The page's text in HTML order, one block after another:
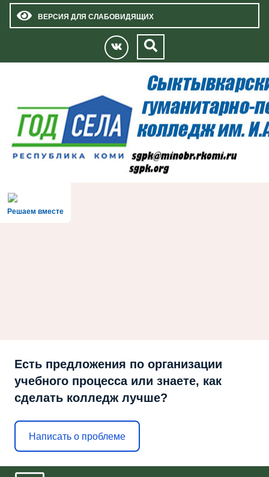
ВЕРСИЯ ДЛЯ СЛАБОВИДЯЩИХ
Решаем вместе
Есть предложения по организации
учебного процесса или знаете, как
сделать колледж лучше?
Написать о проблеме